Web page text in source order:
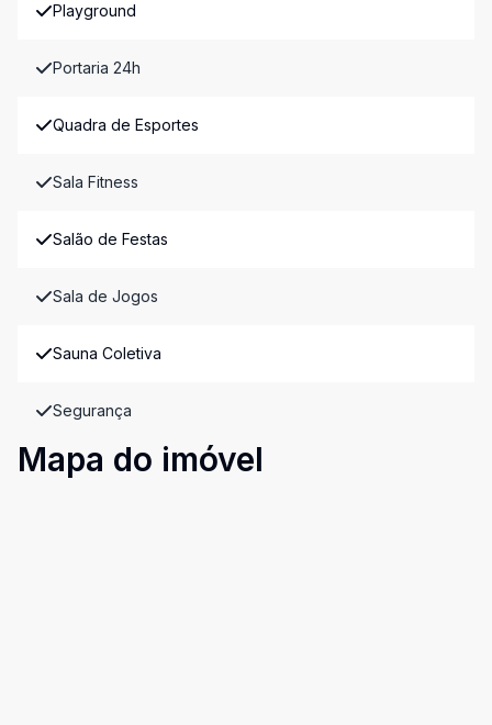
Playground
Portaria 24h
Quadra de Esportes
Sala Fitness
Salão de Festas
Sala de Jogos
Sauna Coletiva
Segurança
Mapa do imóvel